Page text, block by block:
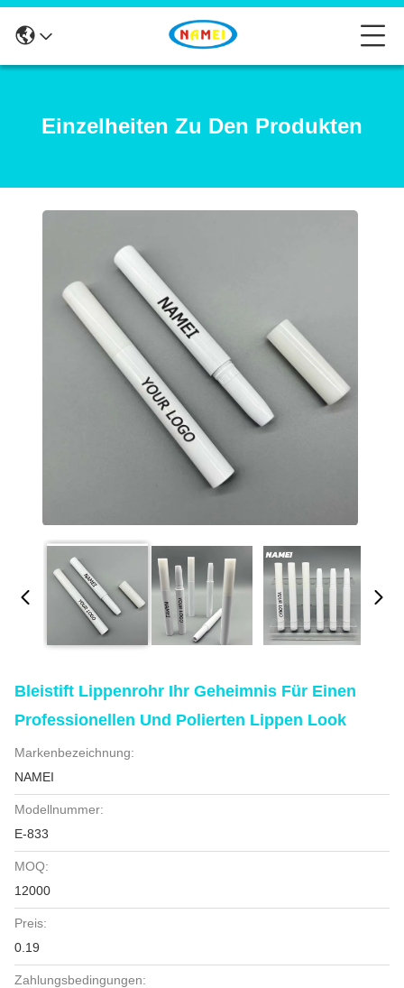
Einzelheiten Zu Den Produkten
Bleistift Lippenrohr Ihr Geheimnis Für Einen
Professionellen Und Polierten Lippen Look
Markenbezeichnung:
NAMEI
Modellnummer:
E-833
MOQ:
12000
Preis:
0.19
Zahlungsbedingungen: